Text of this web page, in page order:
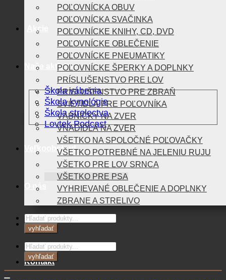
Akcie
Naše aktivity
Škola vábenia
Škola kynológie
Škola strelectva
Lovtek Podcast
Veľkoobchod
O nás
Blog
Kontakt
POĽOVNÍCKA OBUV
POĽOVNÍCKA SVAČINKA
POĽOVNÍCKE KNIHY, CD, DVD
POĽOVNÍCKE OBLEČENIE
POĽOVNÍCKE PNEUMATIKY
POĽOVNÍCKE ŠPERKY A DOPLNKY
PRÍSLUŠENSTVO PRE LOV
PRÍSLUŠENSTVO PRE ZBRAŇ
SVIETIDLÁ PRE POĽOVNÍKA
VÁBNIČKY NA ZVER
VNADIDLÁ NA ZVER
VŠETKO NA SPOLOČNÉ POĽOVAČKY
VŠETKO POTREBNÉ NA JELENIU RUJU
VŠETKO PRE LOV SRNCA
VŠETKO PRE PSA
VYHRIEVANÉ OBLEČENIE A DOPLNKY
ZBRANE A STRELIVO
Products
search
vyhľadať
Products
search
vyhľadať